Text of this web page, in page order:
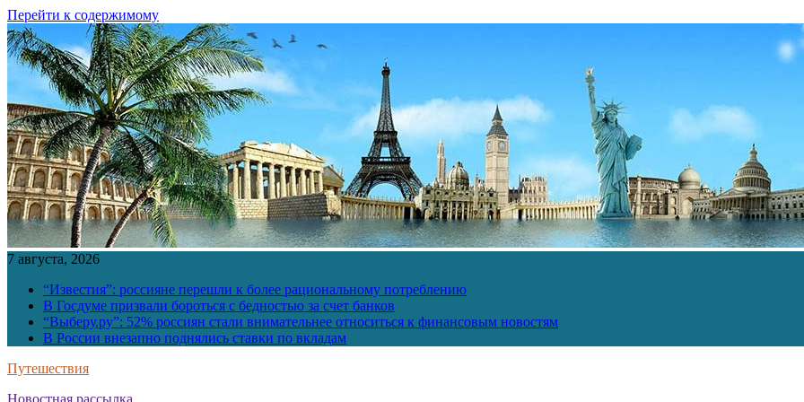
Перейти к содержимому
7 августа, 2026
“Известия”: россияне перешли к более рациональному потреблению
В Госдуме призвали бороться с бедностью за счет банков
“Выберу.ру”: 52% россиян стали внимательнее относиться к финансовым новостям
В России внезапно поднялись ставки по вкладам
Путешествия
Новостная рассылка